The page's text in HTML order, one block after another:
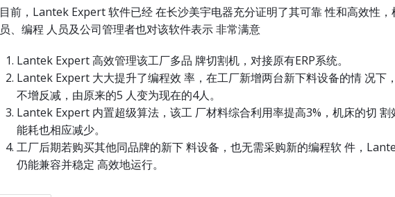
目前，Lantek Expert 软件已经 在长沙美宇电器充分证明了其可靠 性和高效性，
员、编程 人员及公司管理者也对该软件表示 非常满意
Lantek Expert 高效管理该工厂多品 牌切割机，对接原有ERP系统。
Lantek Expert 大大提升了编程效 率，在工厂新增两台新下料设备的情 况下
不增反减，由原来的5 人变为现在的4人。
Lantek Expert 内置超级算法，该工 厂材料综合利用率提高3%，机床的切 割
能耗也相应减少。
工厂后期若购买其他同品牌的新下 料设备，也无需采购新的编程软 件，
仍能兼容并稳定 高效地运行。